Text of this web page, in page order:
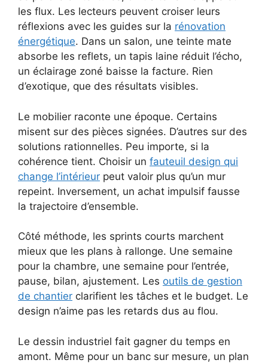
les flux. Les lecteurs peuvent croiser leurs
réflexions avec les guides sur la rénovation
énergétique. Dans un salon, une teinte mate
absorbe les reflets, un tapis laine réduit l’écho,
un éclairage zoné baisse la facture. Rien
d’exotique, que des résultats visibles.
Le mobilier raconte une époque. Certains
misent sur des pièces signées. D’autres sur des
solutions rationnelles. Peu importe, si la
cohérence tient. Choisir un fauteuil design qui
change l’intérieur peut valoir plus qu’un mur
repeint. Inversement, un achat impulsif fausse
la trajectoire d’ensemble.
Côté méthode, les sprints courts marchent
mieux que les plans à rallonge. Une semaine
pour la chambre, une semaine pour l’entrée,
pause, bilan, ajustement. Les outils de gestion
de chantier clarifient les tâches et le budget. Le
design n’aime pas les retards dus au flou.
Le dessin industriel fait gagner du temps en
amont. Même pour un banc sur mesure, un plan